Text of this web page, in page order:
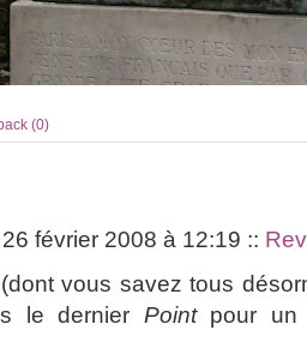
(0)
février 2008 à 12:19 ::
vous savez tous
le dernier Pointpour un